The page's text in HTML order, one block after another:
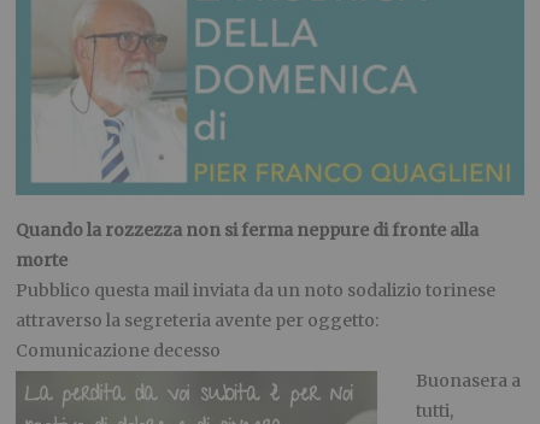
Quando la rozzezza non si ferma neppure di fronte alla
morte
Pubblico questa mail inviata da un noto sodalizio torinese
attraverso la segreteria avente per oggetto:
Comunicazione decesso
Buonasera a
tutti,